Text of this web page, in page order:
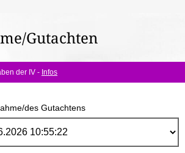
Gutachten
der IV - Infos
des Gutachtens